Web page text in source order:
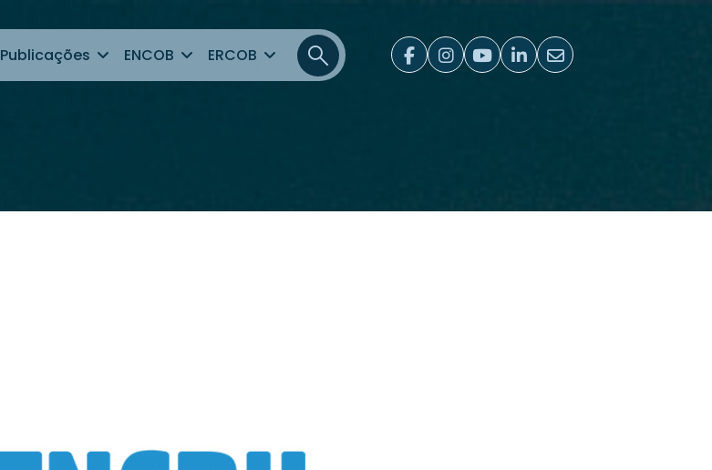
Publicações ENCOB ERCOB
Ir para o resultado